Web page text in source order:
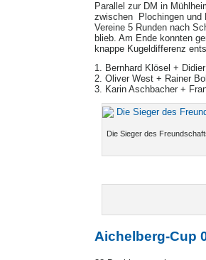
Parallel zur DM in
zwischen Plochingen und
Vereine 5 Runden nach
blieb. Am Ende konnten
knappe Kugeldifferenz
1. Bernhard Klösel +
2. Oliver West + Rainer
3. Karin Aschbacher +
Die Sieger des
Aichelberg-Cup